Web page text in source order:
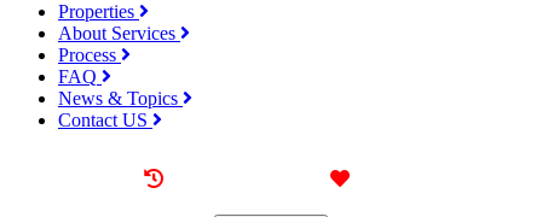
Properties
About Services
Process
FAQ
News & Topics
Contact US